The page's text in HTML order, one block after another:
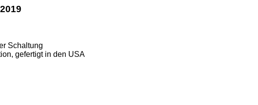
Schaltung
gefertigt in den USA